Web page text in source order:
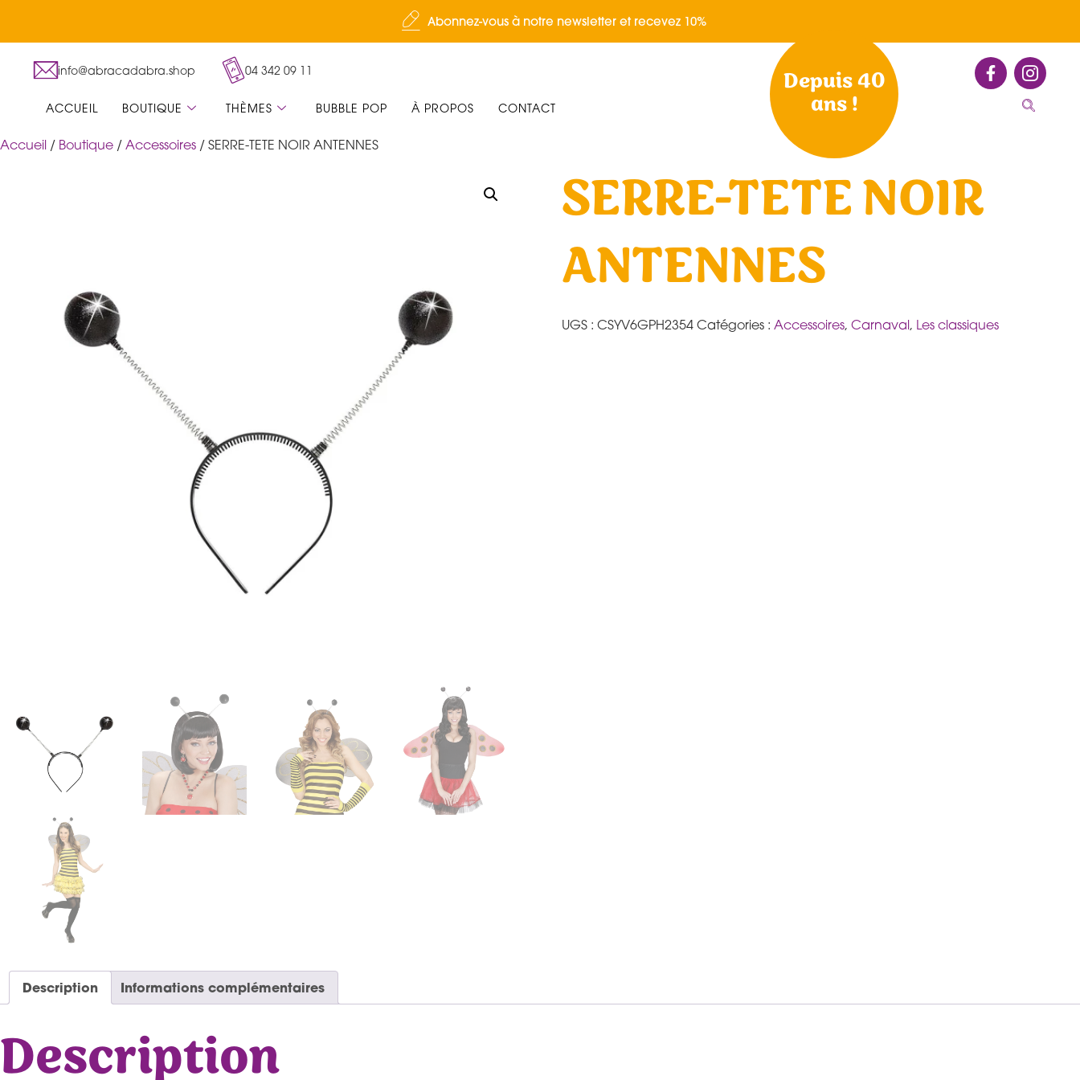
Abonnez-vous à notre newsletter et recevez 10%
info@abracadabra.shop 04 342 09 11
ACCUEIL BOUTIQUE THÈMES BUBBLE POP À PROPOS CONTACT
Depuis 40
ans !
Accueil / Boutique / Accessoires / SERRE-TETE NOIR ANTENNES
SERRE-TETE NOIR
ANTENNES
UGS : CSYV6GPH2354 Catégories : Accessoires, Carnaval, Les classiques
Description Informations complémentaires
Description